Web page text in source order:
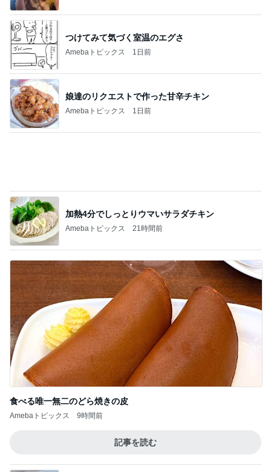
食べる唯一無二のどら焼きの皮
Amebaトピックス
美奈代 探してた3coinsホルダー
すごい剣幕で私に訴えてきた患者
Amebaトピックス
魚嫌いの子どもと我が家のビタミンD
Amebaトピックス 19時間前
アグネス 大学で集中し原稿執筆
Amebaトピックス 1日前